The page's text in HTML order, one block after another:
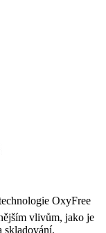
OxyFree
vlivům, jako je
skladování.